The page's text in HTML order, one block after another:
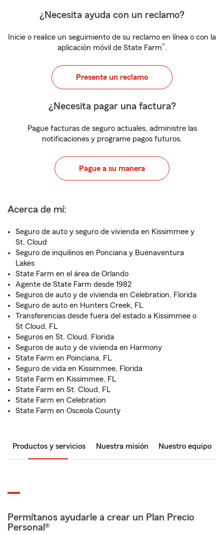
¿Necesita ayuda con un reclamo?
Inicie o realice un seguimiento de su reclamo en línea o con la
aplicación móvil de State Farm®.
Presente un reclamo
¿Necesita pagar una factura?
Pague facturas de seguro actuales, administre las
notificaciones y programe pagos futuros.
Pague a su manera
Acerca de mí:
Seguro de auto y seguro de vivienda en Kissimmee y
St. Cloud
Seguro de inquilinos en Ponciana y Buenaventura
Lakes
State Farm en el área de Orlando
Agente de State Farm desde 1982
Seguros de auto y de vivienda en Celebration, Florida
Seguro de auto en Hunters Creek, FL
Transferencias desde fuera del estado a Kissimmee o
St Cloud, FL
Seguros en St. Cloud, Florida
Seguros de auto y de vivienda en Harmony
State Farm en Poinciana, FL
Seguro de vida en Kissimmee, Florida
State Farm en Kissimmee, FL
State Farm en St. Cloud, FL
State Farm en Celebration
State Farm en Osceola County
Productos y servicios Nuestra misión Nuestro equipo
Permítanos ayudarle a crear un Plan Precio
Personal®